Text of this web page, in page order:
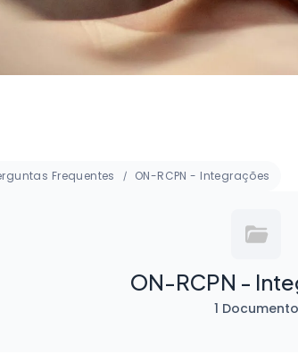
Frequentes ON-RCPN - Integrações
ON-RCPN -
1 Documento